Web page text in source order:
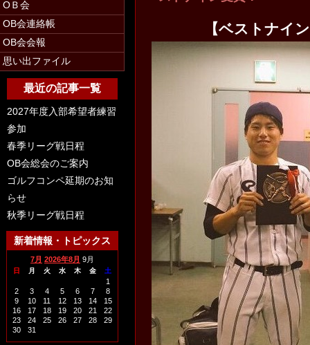
【ベストナイ
ОＢ会
OB会連絡帳
OB会会報
思い出ファイル
最近の記事一覧
2027年度入部希望者練習
参加
春季リーグ戦日程
OB会総会のご案内
ゴルフコンペ延期のお知
らせ
秋季リーグ戦日程
新着情報・トピックス
7月 2026年8月 9月
日 月 火 水 木 金 土
1
2
3 4 5 6 7
8
9
10 11 12 13 14
15
16
17 18 19 20 21
22
23
24 25 26 27 28
29
30
31